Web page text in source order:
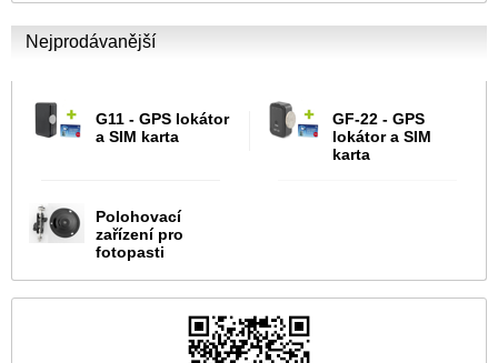
Nejprodávanější
G11 - GPS lokátor
a SIM karta
GF-22 - GPS
lokátor a SIM
karta
Polohovací
zařízení pro
fotopasti